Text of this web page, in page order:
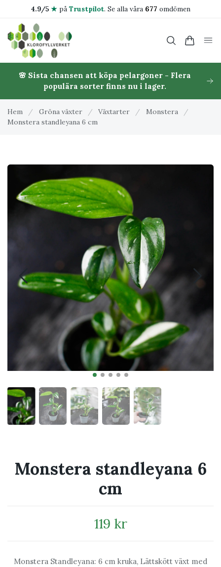
4.9/5 ★på Trustpilot. Se alla våra 677 omdömen
🌸 Sista chansen att köpa pelargoner - Flera
populära sorter finns nu i lager.
Hem / Gröna växter / Växtarter / Monstera
/
Monstera standleyana 6 cm
Monstera standleyana 6
cm
119 kr
Monstera Standleyana: 6 cm kruka, Lättskött växt med